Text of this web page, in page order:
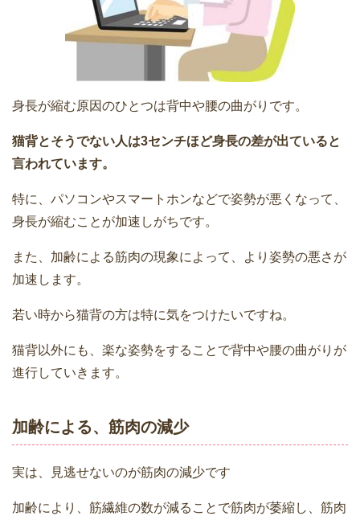
身長が縮む原因のひとつは背中や腰の曲がりです。
猫背とそうでない人は3センチほど身長の差が出ていると
言われています。
特に、パソコンやスマートホンなどで姿勢が悪くなって、
身長が縮むことが加速しがちです。
また、加齢による筋肉の現象によって、より姿勢の悪さが
加速します。
若い時から猫背の方は特に気をつけたいですね。
猫背以外にも、楽な姿勢をすることで背中や腰の曲がりが
進行していきます。
加齢による、筋肉の減少
実は、見逃せないのが筋肉の減少です
加齢により、筋繊維の数が減ることで筋肉が萎縮し、筋肉